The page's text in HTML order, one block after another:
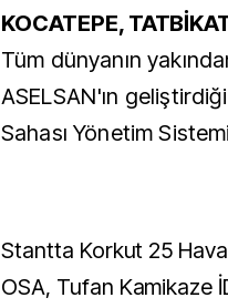
KOCATEPE,
Tüm dünyanın
ASELSAN'ın
Sahası Yönetim
Stantta Korkut 25 Hava
OSA, Tufan Kamikaze